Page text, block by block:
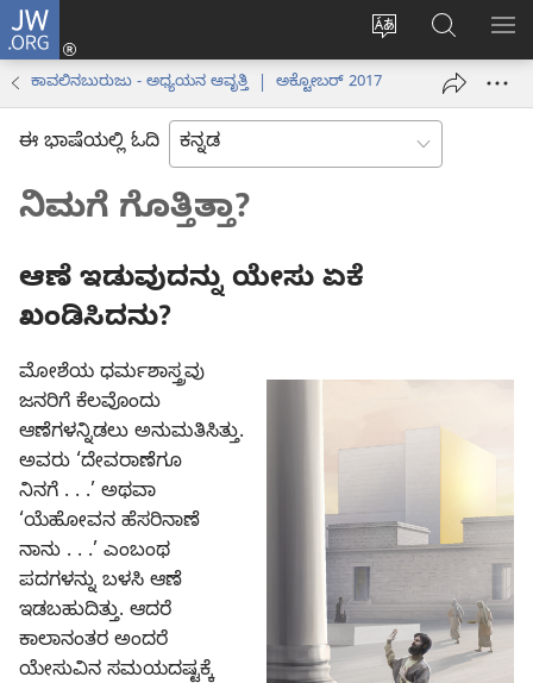
JW.ORG
ವೆಬ್‌ಸೈಟ್‌ನ
ಭಾಷೆಯನ್ನು
ಬದಲಿಸು
ಲಾಗ್
ಇನ್
(opens
new
ಹುಡುಕಿ
ಕಾವಲಿನಬುರುಜು - ಅಧ್ಯಯನ ಆವೃತ್ತಿ | ಅಕ್ಟೋಬರ್ 2017
ಈ ಭಾಷೆಯಲ್ಲಿ ಓದಿ
ನಿಮಗೆ ಗೊತ್ತಿತ್ತಾ?
ಆಣೆ ಇಡುವುದನ್ನು ಯೇಸು ಏಕೆ
ಖಂಡಿಸಿದನು?
ಮೋಶೆಯ ಧರ್ಮಶಾಸ್ತ್ರವು
ಜನರಿಗೆ ಕೆಲವೊಂದು
ಆಣೆಗಳನ್ನಿಡಲು ಅನುಮತಿಸಿತ್ತು.
ಅವರು ‘ದೇವರಾಣೆಗೂ
ನಿನಗೆ . . .’ ಅಥವಾ
‘ಯೆಹೋವನ ಹೆಸರಿನಾಣೆ
ನಾನು . . .’ ಎಂಬಂಥ
ಪದಗಳನ್ನು ಬಳಸಿ ಆಣೆ
ಇಡಬಹುದಿತ್ತು. ಆದರೆ
ಕಾಲಾನಂತರ ಅಂದರೆ
ಯೇಸುವಿನ ಸಮಯದಷ್ಟಕ್ಕೆ